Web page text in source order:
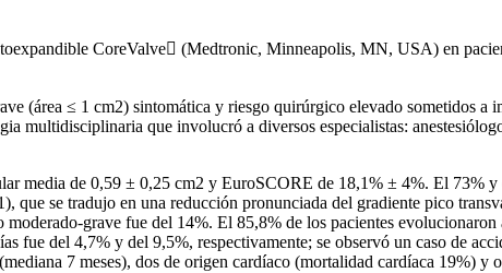
CoreValve (Medtronic, Minneapolis, MN, USA) en
(área ≤ 1 cm2) sintomática y riesgo quirúrgico elevado sometidos a
multidisciplinaria que involucró a diversos especialistas:
media de 0,59 ± 0,25 cm2 y EuroSCORE de 18,1% ± 4%. El 73% y
se tradujo en una reducción pronunciada del gradiente pico
grave fue del 14%. El 85,8% de los pacientes
del 4,7% y del 9,5%, respectivamente; se observó un caso de
7 meses), dos de origen cardíaco (mortalidad cardíaca 19%) y